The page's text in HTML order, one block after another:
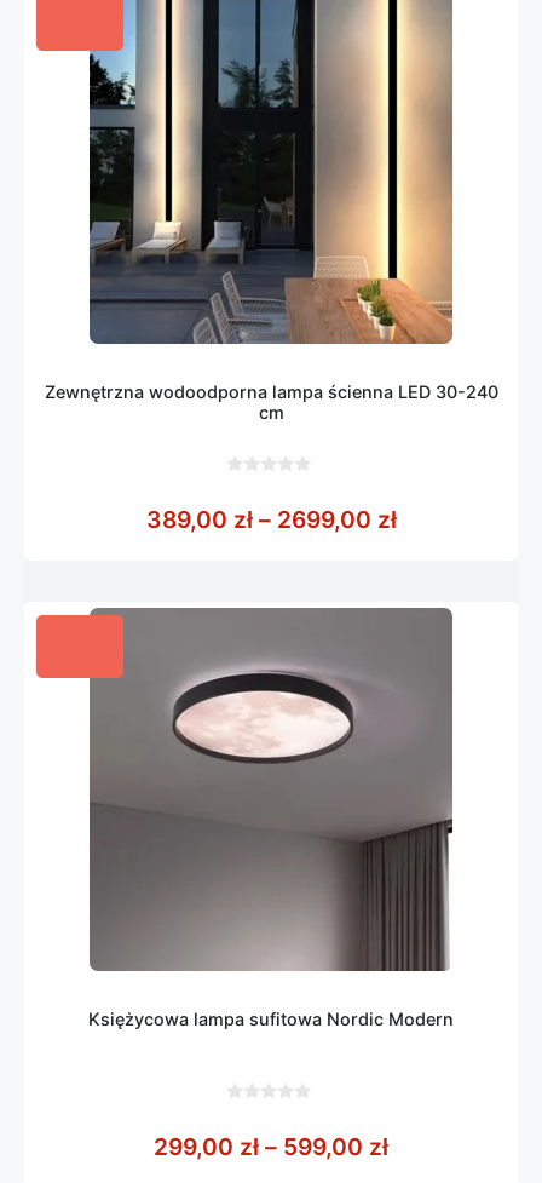
Zewnętrzna wodoodporna lampa ścienna LED 30-240
cm
5
389,00 zł – 2699,00 złZakres cen:
Księżycowa lampa sufitowa Nordic Modern
5
299,00 zł – 599,00 złZakres cen: